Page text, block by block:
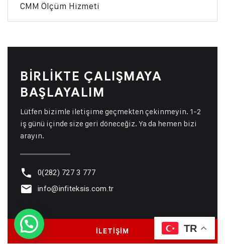
CMM Ölçüm Hizmeti
BIRLIKTE ÇALIŞMAYA
BAŞLAYALIM
Lütfen bizimle iletişime geçmekten çekinmeyin. 1-2
iş günü içinde size geri döneceğiz. Ya da hemen bizi
arayın.
0(282) 727 3 777
info@infiteksis.com.tr
İLETİŞİM TR